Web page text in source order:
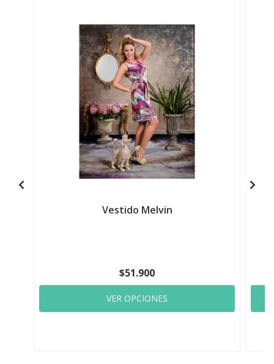
Vestido Melvin
$51.900
VER OPCIONES